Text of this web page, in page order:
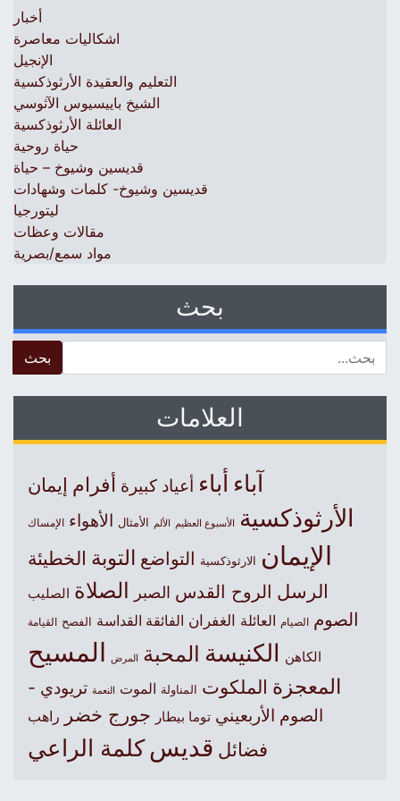
أخبار
اشكاليات معاصرة
الإنجيل
التعليم والعقيدة الأرثوذكسية
الشيخ باييسيوس الآثوسي
العائلة الأرثوذكسية
حياة روحية
قديسين وشيوخ – حياة
قديسين وشيوخ- كلمات وشهادات
ليتورجيا
مقالات وعظات
مواد سمع/بصرية
بحث
العلامات
آباءأباء أعياد كبيرة أفرام إيمان
الأرثوذكسية الأسبوع العظيم الألم الأمثال الأهواء الإمساك
الإيمان الارثوذكسية التواضع التوبة الخطيئة
الرسل الروح القدس الصبر الصلاة الصليب
الصوم الصيام العائلة الغفران الفائقة القداسة الفصح القيامة
الكاهن الكنيسةالمحبة المرض المسيح
المعجزة الملكوت المناولة الموت النعمة تريودي -
الصوم الأربعيني توما بيطار جورج خضر راهب
فضائل قديس كلمة الراعي